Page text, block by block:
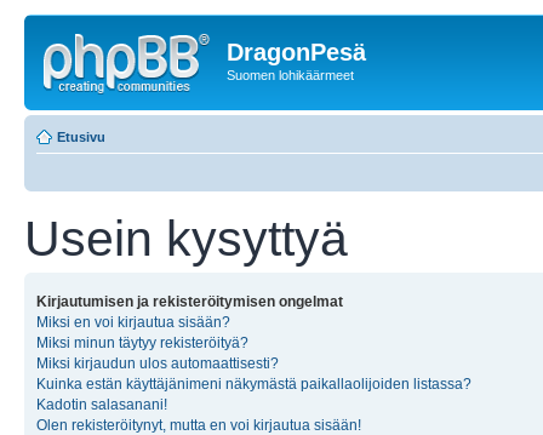
DragonPesä
Suomen lohikäärmeet
Etusivu
Usein kysyttyä
Kirjautumisen ja rekisteröitymisen ongelmat
Miksi en voi kirjautua sisään?
Miksi minun täytyy rekisteröityä?
Miksi kirjaudun ulos automaattisesti?
Kuinka estän käyttäjänimeni näkymästä paikallaolijoiden listassa?
Kadotin salasanani!
Olen rekisteröitynyt, mutta en voi kirjautua sisään!